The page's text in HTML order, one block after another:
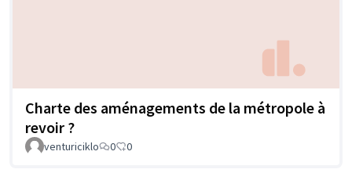
Charte des aménagements de la métropole à
revoir ?
venturiciklo 0 0